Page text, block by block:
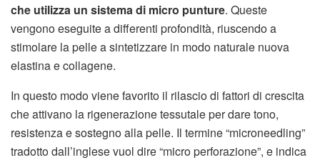
che utilizza un sistema di micro punture. Queste
vengono eseguite a differenti profondità, riuscendo a
stimolare la pelle a sintetizzare in modo naturale nuova
elastina e collagene.
In questo modo viene favorito il rilascio di fattori di crescita
che attivano la rigenerazione tessutale per dare tono,
resistenza e sostegno alla pelle. Il termine “microneedling”
tradotto dall’inglese vuol dire “micro perforazione”, e indica